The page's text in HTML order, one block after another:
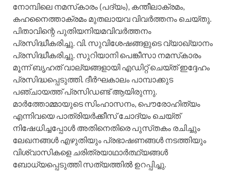
നോമ്പിലെ നമസ്‌കാരം (പദ്യം), കന്തീലാക്രമം,
കഹനൈത്താക്രമം മുതലായവ വിവര്‍ത്തനം ചെയ്‌തു.
പിതാവിന്റെ പുതിയനിയമവിവര്‍ത്തനം
പ്രസിദ്ധീകരിച്ചു. വി. സുവിശേഷങ്ങളുടെ വ്യാഖ്യാനം
പ്രസിദ്ധീകരിച്ചു. സുറിയാനി പെങ്കീസാ നമസ്‌കാരം
മൂന്ന്‌ ബൃഹത്‌ വാല്യങ്ങളായി എഡിറ്റ്‌ ചെയ്‌ത്‌ ഇദ്ദേഹം
പ്രസിദ്ധപ്പെടുത്തി. ദീര്‍ഘകാലം പാമ്പാക്കുട
പഞ്ചായത്ത്‌ പ്രസിഡണ്ട്‌ ആയിരുന്നു.
മാര്‍ത്തോമ്മായുടെ സിംഹാസനം, പൌരോഹിത്യം
എന്നിവയെ പാത്രിയര്‍ക്കീസ്‌ ചോദ്യം ചെയ്‌ത്‌
നിഷേധിച്ചപ്പോള്‍ അതിനെതിരെ പുസ്‌തകം രചിച്ചും
ലേഖനങ്ങള്‍ എഴുതിയും പ്രഭാഷണങ്ങള്‍ നടത്തിയും
വിശ്വാസികളെ ചരിത്രയാഥാര്‍ത്ഥ്യങ്ങള്‍
ബോധ്യപ്പെടുത്തി സത്യത്തില്‍ ഉറപ്പിച്ചു.